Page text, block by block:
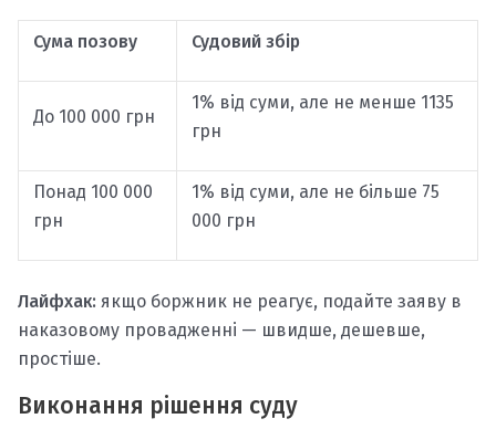
Сума позову Судовий збір
До 100 000 грн
1% від суми, але не менше 1135
грн
Понад 100 000
грн
1% від суми, але не більше 75
000 грн
Лайфхак: якщо боржник не реагує, подайте заяву в
наказовому провадженні — швидше, дешевше,
простіше.
Виконання рішення суду